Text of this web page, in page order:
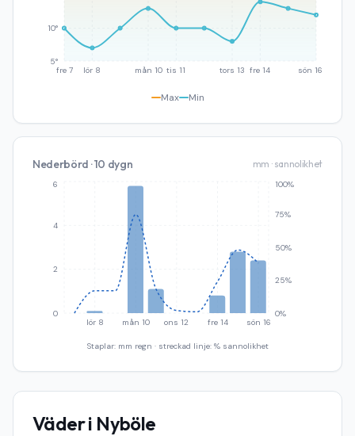
fre 7 lör 8 mån 10 tis 11 tors 13 fre 14 sön 16
5°
10°
Max Min
Nederbörd · 10 dygn mm · sannolikhet
lör 8 mån 10 ons 12 fre 14 sön 16
0
2
4
6
0%
25%
50%
75%
100%
Staplar: mm regn · streckad linje: % sannolikhet
Väder i Nyböle